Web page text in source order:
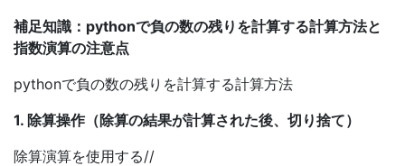
補足知識：pythonで負の数の残りを計算する計算方法と
指数演算の注意点
pythonで負の数の残りを計算する計算方法
1. 除算操作（除算の結果が計算された後、切り捨て）
除算演算を使用する//